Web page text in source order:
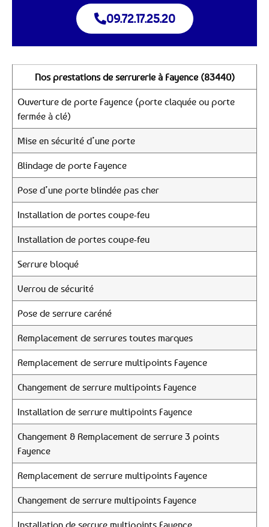
09.72.17.25.20
Nos prestations de serrurerie à Fayence (83440)
Ouverture de porte Fayence (porte claquée ou porte
fermée à clé)
Mise en sécurité d’une porte
Blindage de porte Fayence
Pose d’une porte blindée pas cher
Installation de portes coupe-feu
Installation de portes coupe-feu
Serrure bloqué
Verrou de sécurité
Pose de serrure caréné
Remplacement de serrures toutes marques
Remplacement de serrure multipoints Fayence
Changement de serrure multipoints Fayence
Installation de serrure multipoints Fayence
Changement & Remplacement de serrure 3 points
Fayence
Remplacement de serrure multipoints Fayence
Changement de serrure multipoints Fayence
Installation de serrure multipoints Fayence